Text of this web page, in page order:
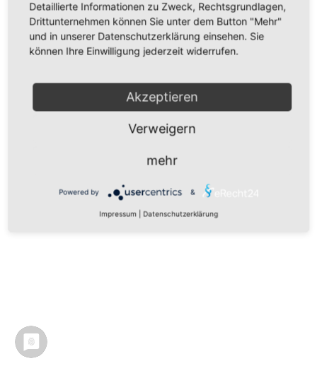
Detaillierte Informationen zu Zweck, Rechtsgrundlagen,
Drittunternehmen können Sie unter dem Button "Mehr"
und in unserer Datenschutzerklärung einsehen. Sie
können Ihre Einwilligung jederzeit widerrufen.
Akzeptieren
Verweigern
mehr
Powered by &
Impressum Datenschutzerklärung